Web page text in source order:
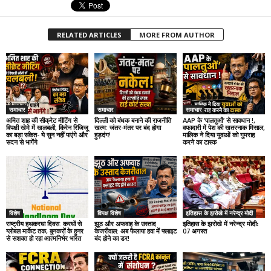
RELATED ARTICLES MORE FROM AUTHOR
समाचार
अमित शाह की सीक्रेट मीटिंग से
विपक्षी खेमे में खलबली, किरेन रिजिजू
का बड़ा संकेत- ये सुन नहीं पाएंगे और
सदन से भागेंगे
समाचार
दिल्ली को बंधक बनाने की राजनीति
खत्म: जंतर-मंतर पर बंद होगा
हुड़दंग!
समाचार
AAP के ‘पालतुओं’ से सावधान !,
वफादारी में पेश की खतरनाक मिसाल,
मालिक ने दिया युवाओं को गुमराह
करने का टास्क
विशेष
राष्ट्रीय हथकरघा दिवस: करघों से
ग्लोबल मार्केट तक, बुनकरों के हुनर
से सशक्त हो रहा आत्मनिर्भर भारत
विपक्ष विशेष
झूठ और अफवाह के उस्ताद
केजरीवाल: अब फैलाया हवा में फ्लाइट
बंद होने का डर!
इतिहास के झरोखे में नरेन्द्र मोदी
इतिहास के झरोखे में नरेन्द्र मोदीः
07 अगस्त